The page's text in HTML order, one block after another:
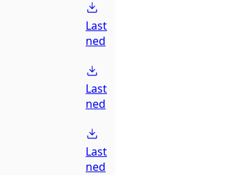
Last
ned
Last
ned
Last
ned